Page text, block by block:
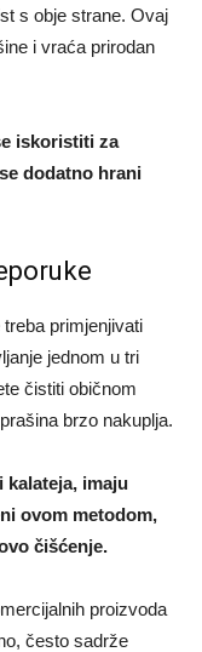
s obje strane. Ovaj
i vraća prirodan
iskoristiti za
dodatno hrani
primjenjivati
jednom u tri
čistiti običnom
brzo nakuplja.
kalateja, imaju
ovom metodom,
čišćenje.
proizvoda
često sadrže